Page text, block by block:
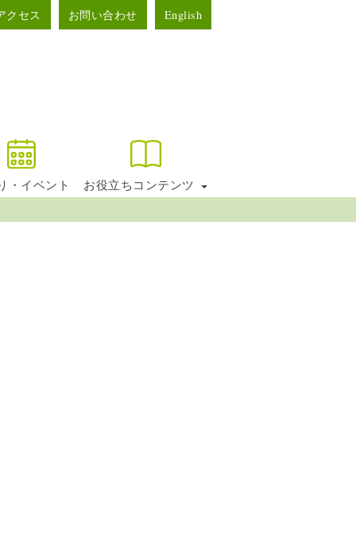
English
お問い合わせ
クセス
・イベント お役立ちコンテンツ